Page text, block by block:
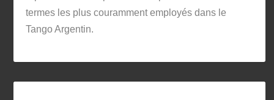
termes les plus couramment employés dans le
Tango Argentin.